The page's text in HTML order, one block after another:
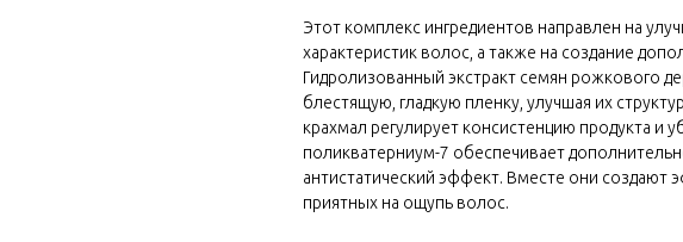
Этот комплекс ингредиентов направлен на
характеристик волос, а также на создание
Гидролизованный экстракт семян рожкового
блестящую, гладкую пленку, улучшая их
крахмал регулирует консистенцию продукта и
поликватерниум-7 обеспечивает
антистатический эффект. Вместе они создают
приятных на ощупь волос.